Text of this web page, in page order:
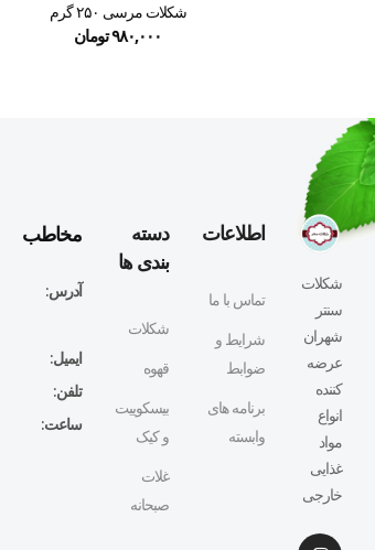
شکلات مرسی ۲۵۰ گرم
۹۸۰,۰۰۰تومان
شکلات
سنتر
شهران
عرضه
کننده
انواع
مواد
غذایی
خارجی
اطلاعات
تماس با ما
شرایط و
ضوابط
برنامه های
وابسته
دسته
بندی ها
شکلات
قهوه
بیسکوییت
و کیک
غلات
صبحانه
مخاطب
آدرس:
ایمیل:
تلفن:
ساعت: